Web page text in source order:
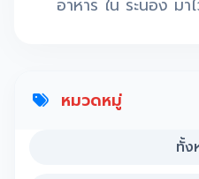
อาหาร ใน ระนอง ม
หมวดหมู่
ทั้ง